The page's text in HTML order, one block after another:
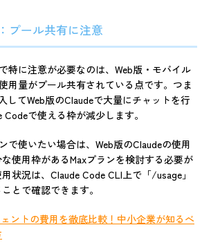
プール共有に注意
特に注意が必要なのは、Web版・モバイル
用量がプール共有されている点です。つま
してWeb版のClaudeで大量にチャットを行
Codeで使える枠が減少します。
で使いたい場合は、Web版のClaudeの使用
使用枠があるMaxプランを検討する必要が
状況は、Claude Code CLI上で「/usage」
とで確認できます。
ントの費用を徹底比較！中小企業が知るべ